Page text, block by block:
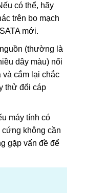
có thể, hãy
trên bo mạch
mới.
(thường là
dây màu) nối
và cắm lại chắc
thử đổi cáp
máy tính có
không cần
gặp vấn đề để